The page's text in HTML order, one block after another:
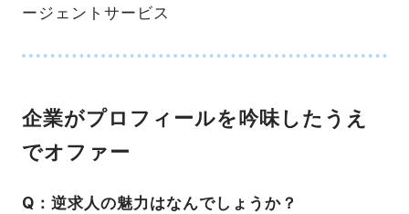
ージェントサービス
企業がプロフィールを吟味したうえ
でオファー
Q：逆求人の魅力はなんでしょうか？